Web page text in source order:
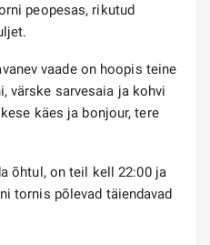
peopesas, rikutud
vaade on hoopis teine
värske sarvesaia ja kohvi
käes ja bonjour, tere
õhtul, on teil kell 22:00 ja
tornis põlevad täiendavad